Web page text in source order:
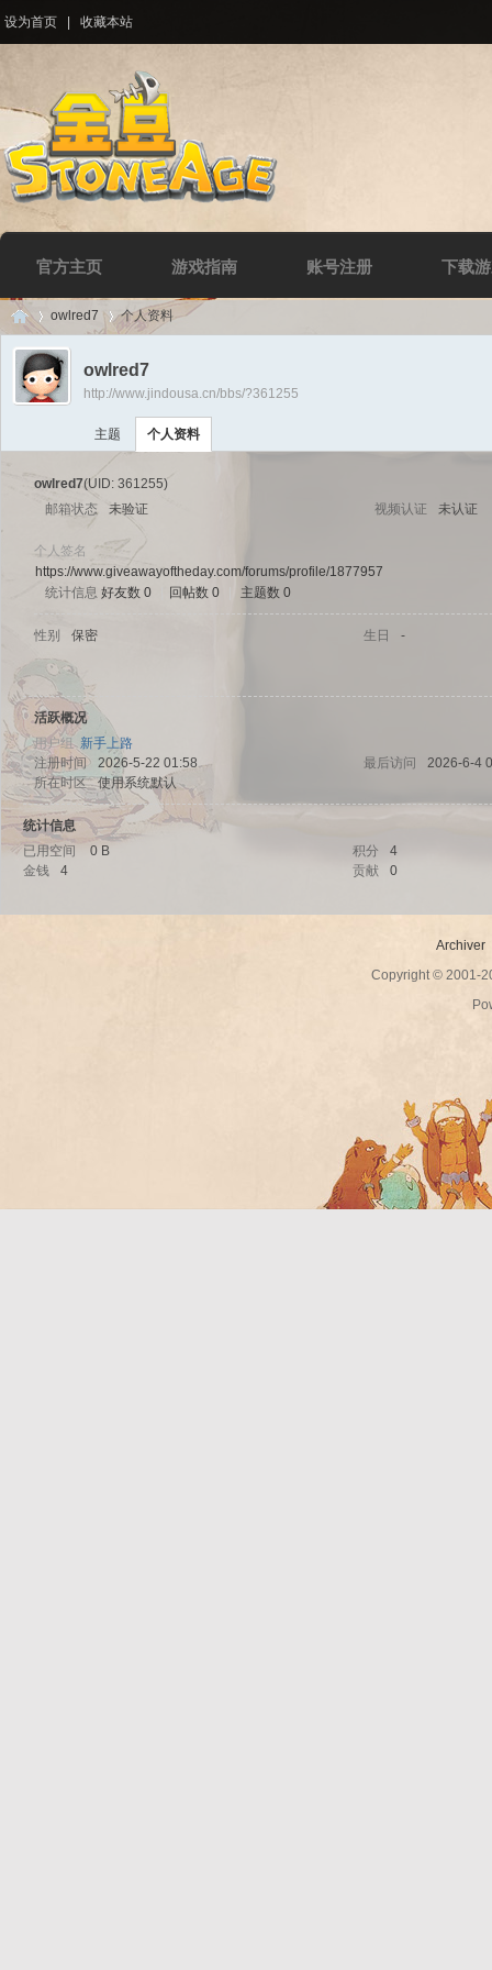
设为首页 收藏本站
官方主页 游戏指南 账号注册 下载
Di
uz!
›
owlred7 个人资料
owlred7
http://www.jindousa.cn/bbs/?361255
主题 个人资料
owlred7(UID: 361255)
邮箱状态
未验证 视频认证 未认证
个人签名
https://www.giveawayoftheday.com/forums/profile/1877957
统计信息 好友数 0 回帖数 0 主题数 0
性别 保密 生日 -
活跃概况
用户组 新手上路
注册时间
2026-5-22 01:58 最后访问
2026-6-4
所在时区
使用系统默认
统计信息
已用空间
0 B 积分
4
金钱
4 贡献 0
Archiver
Copyright © 2001-